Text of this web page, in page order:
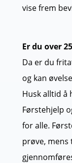
vise frem
Er du over
Da er du
og kan
Husk alltid å
Førstehjelp
for alle.
prøve,